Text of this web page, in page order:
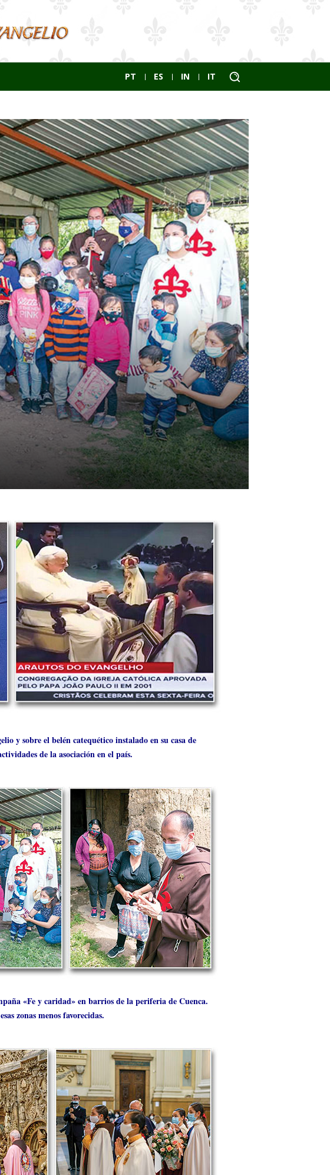
PT ES IN IT
y sobre el belén catequético instalado en su casa de
de la asociación en el país.
«Fe y caridad» en barrios de la periferia de Cuenca.
zonas menos favorecidas.